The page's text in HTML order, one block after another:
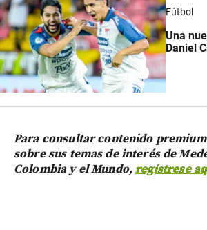
Fútbol
Una
Daniel
Para consultar contenido
sobre sus temas de interés de
Colombia y el Mundo,regístrese